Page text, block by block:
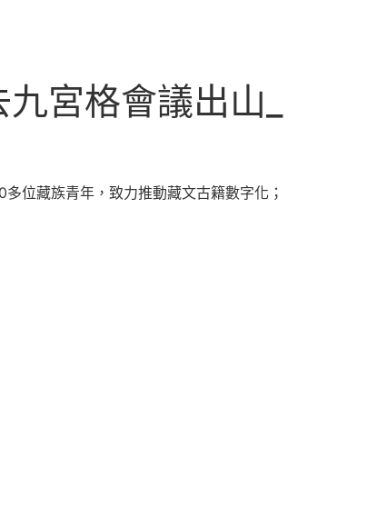
宮格會議出山_
位藏族青年，致力推動藏文古籍數字化；